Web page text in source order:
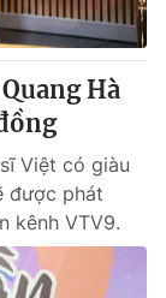
Hà
Việt có giàu
được phát
kênh VTV9.